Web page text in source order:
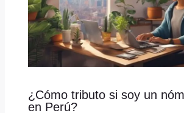
¿Cómo tributo si soy un
en Perú?